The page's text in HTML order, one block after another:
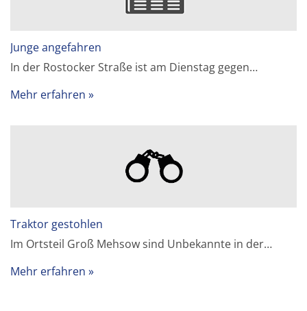
Junge angefahren
In der Rostocker Straße ist am Dienstag gegen…
Mehr erfahren
Traktor gestohlen
Im Ortsteil Groß Mehsow sind Unbekannte in der…
Mehr erfahren